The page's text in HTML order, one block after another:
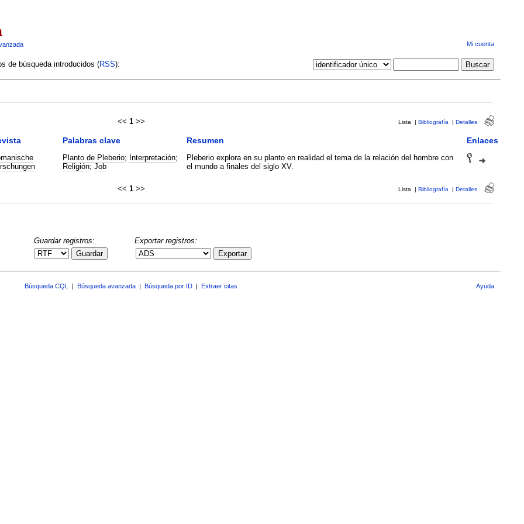
Mi cuenta
de búsqueda introducidos (RSS):
<< 1 >> Lista | Bibliografía | Detalles
Palabras clave Resumen Enlaces
Planto de Pleberio; Interpretación;
Religión; Job
Pleberio explora en su planto en realidad el tema de la relación del hombre con
el mundo a finales del siglo XV.
<< 1 >> Lista | Bibliografía | Detalles
Guardar registros:
Guardar
Exportar registros:
Exportar
Búsqueda CQL Búsqueda avanzada Búsqueda por ID Extraer citas Ayuda